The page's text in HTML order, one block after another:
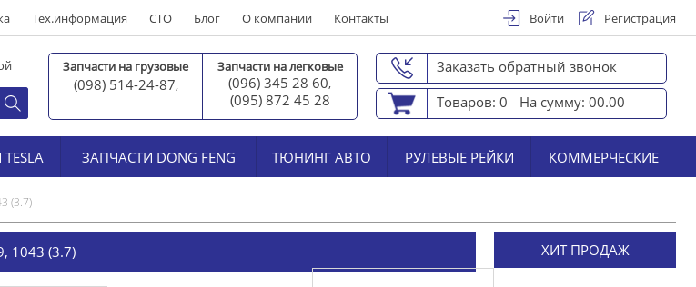
Тех.информация СТО Блог О компании Контакты Войти Регистрация
Запчасти на грузовые
(098) 514-24-87,
Запчасти на легковые
(096) 345 28 60,
(095) 872 45 28
Заказать обратный звонок
Товаров: 0
На сумму: 00.00
ЗАПЧАСТИ DONG FENG ТЮНИНГ АВТО РУЛЕВЫЕ РЕЙКИ КОММЕРЧЕСКИЕ
(3.7)
1043 (3.7) ХИТ ПРОДАЖ